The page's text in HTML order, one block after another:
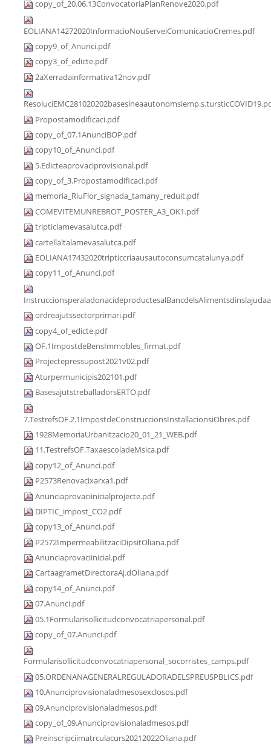
copy_of_20.06.13ConvocatoriaPlanRenove2020.pdf
EOLIANA14272020InformacioNouServeiComunicacioCremes.pdf
copy9_of_Anunci.pdf
copy3_of_edicte.pdf
2aXerradainformativa12nov.pdf
Propostamodificaci.pdf
copy_of_07.1AnunciBOP.pdf
copy10_of_Anunci.pdf
5.Edicteaprovaciprovisional.pdf
copy_of_3.Propostamodificaci.pdf
memoria_RiuFlor_signada_tamany_reduit.pdf
COMEVITEMUNREBROT_POSTER_A3_OK1.pdf
tripticlamevasalutca.pdf
cartellaltalamevasalutca.pdf
EOLIANA17432020tripticcriaausautoconsumcatalunya.pdf
copy11_of_Anunci.pdf
ordreajutssectorprimari.pdf
copy4_of_edicte.pdf
OF.1ImpostdeBensImmobles_firmat.pdf
Projectepressupost2021v02.pdf
Aturpermunicipis202101.pdf
BasesajutstreballadorsERTO.pdf
7.TestrefsOF.2.1ImpostdeConstruccionsInstallacionsiObres.pdf
1928MemoriaUrbanitzacio20_01_21_WEB.pdf
11.TestrefsOF.TaxaescoladeMsica.pdf
copy12_of_Anunci.pdf
P2573Renovacixarxa1.pdf
Anunciaprovaciinicialprojecte.pdf
DIPTIC_impost_CO2.pdf
copy13_of_Anunci.pdf
P2572ImpermeabilitzaciDipsitOliana.pdf
Anunciaprovaciinicial.pdf
CartaagrametDirectoraAj.dOliana.pdf
copy14_of_Anunci.pdf
07.Anunci.pdf
05.1Formularisollicitudconvocatriapersonal.pdf
copy_of_07.Anunci.pdf
Formularisollicitudconvocatriapersonal_socorristes_camps.pdf
05.ORDENANAGENERALREGULADORADELSPREUSPBLICS.pdf
10.Anunciprovisionaladmesosexclosos.pdf
09.Anunciprovisionaladmesos.pdf
copy_of_09.Anunciprovisionaladmesos.pdf
Preinscripciimatrculacurs20212022Oliana.pdf